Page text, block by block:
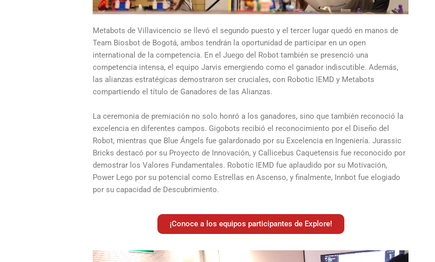
Metabots de Villavicencio se llevó el segundo puesto y el tercer lugar quedó en manos de
Team Biosbot de Bogotá, ambos tendrán la oportunidad de participar en un open
international de la competencia. En el Juego del Robot también se presenció una
competencia intensa, el equipo Jarvis emergiendo como el ganador indiscutible. Además,
las alianzas estratégicas demostraron ser cruciales, con Robotic IEMD y Metabots
compartiendo el título de Ganadores de las Alianzas.
La ceremonia de premiación no solo honró a los ganadores, sino que también reconoció la
excelencia en diferentes campos. Gigobots recibió el reconocimiento por el Diseño del
Robot, mientras que Blue Ángels fue galardonado por su Excelencia en Ingeniería. Jurassic
Bricks destacó por su Proyecto de Innovación, y Callicebus Caquetensis fue reconocido por
demostrar los Valores Fundamentales. Robotic IEMD fue aplaudido por su Motivación,
Power Lego por su potencial como Estrellas en Ascenso, y finalmente, Innbot fue elogiado
por su capacidad de Descubrimiento.
¡Conoce a los equipos participantes de Explore!